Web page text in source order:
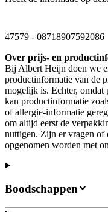
47579 - 08718907592086
Over prijs- en
Bij Albert Heijn doen we
productinformatie van de
mogelijk is. Echter, omdat
kan productinformatie
of allergie-informatie
om altijd eerst de
nuttigen. Zijn er vragen of
opgenomen worden met
Boodschappen